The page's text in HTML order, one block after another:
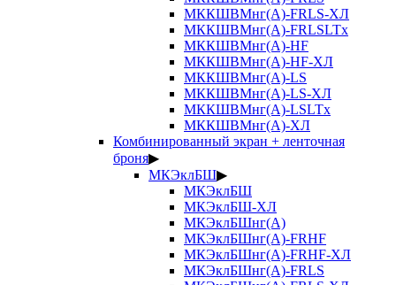
МККШВМнг(А)-FRLS-ХЛ
МККШВМнг(А)-FRLSLTx
МККШВМнг(А)-HF
МККШВМнг(А)-HF-ХЛ
МККШВМнг(А)-LS
МККШВМнг(А)-LS-ХЛ
МККШВМнг(А)-LSLTx
МККШВМнг(А)-ХЛ
Комбинированный экран + ленточная
броня▶
МКЭклБШ▶
МКЭклБШ
МКЭклБШ-ХЛ
МКЭклБШнг(А)
МКЭклБШнг(А)-FRHF
МКЭклБШнг(А)-FRHF-ХЛ
МКЭклБШнг(А)-FRLS